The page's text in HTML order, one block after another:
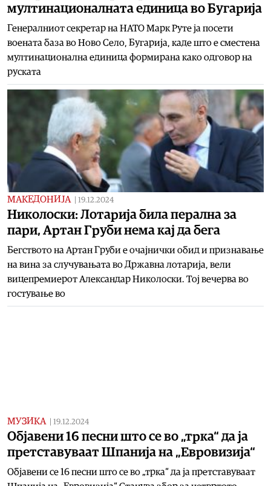
мултинационалната единица во Бугарија
Генералниот секретар на НАТО Марк Руте ја посети
воената база во Ново Село, Бугарија, каде што е сместена
мултинационална единица формирана како одговор на
руската
МАКЕДОНИЈА 19.12.2024
Николоски: Лотарија била перална за
пари, Артан Груби нема кај да бега
Бегството на Артан Груби е очајнички обид и признавање
на вина за случувањата во Државна лотарија, вели
вицепремиерот Александар Николоски. Тој вечерва во
гостување во
МУЗИКА 19.12.2024
Објавени 16 песни што се во „трка“ да ја
претставуваат Шпанија на „Евровизија“
Објавени се 16 песни што се во „трка“ да ја претставуваат